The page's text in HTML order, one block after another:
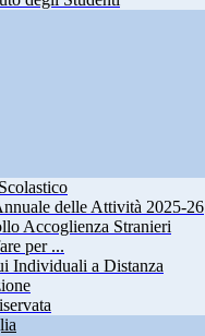
delle Attività 2025-26
Accoglienza Stranieri
per ...
Individuali a Distanza